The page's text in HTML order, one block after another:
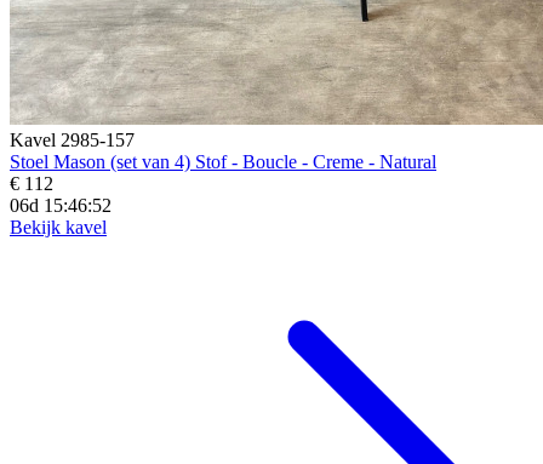
Kavel 2985-157
Stoel Mason (set van 4) Stof - Boucle - Creme - Natural
€ 112
06d 15:46:50
Bekijk kavel